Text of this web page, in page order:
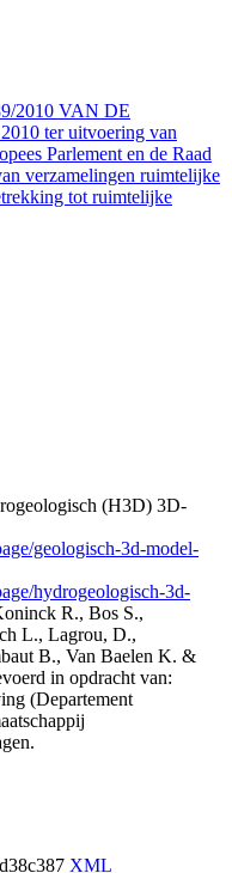
2010 VAN DE
ter uitvoering van
Parlement en de Raad
verzamelingen ruimtelijke
tot ruimtelijke
(H3D) 3D-
geologisch-3d-model-
hydrogeologisch-3d-
R., Bos S.,
L., Lagrou, D.,
B., Van Baelen K. &
in opdracht van:
(Departement
XML